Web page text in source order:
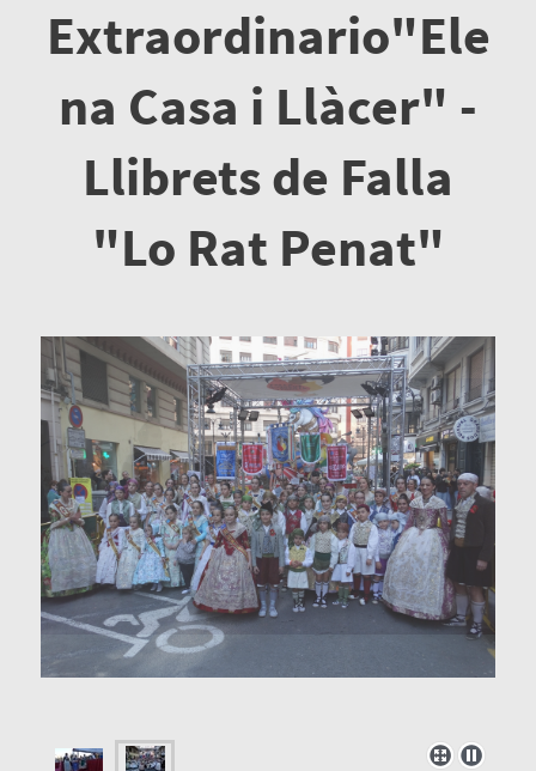
Extraordinario"Ele
na Casa i Llàcer" -
Llibrets de Falla
"Lo Rat Penat"